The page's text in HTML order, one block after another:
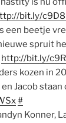
bit.ly/
een beetje
spruit
http://bit.ly/
kozen in
Jacob staan
#
Konner,